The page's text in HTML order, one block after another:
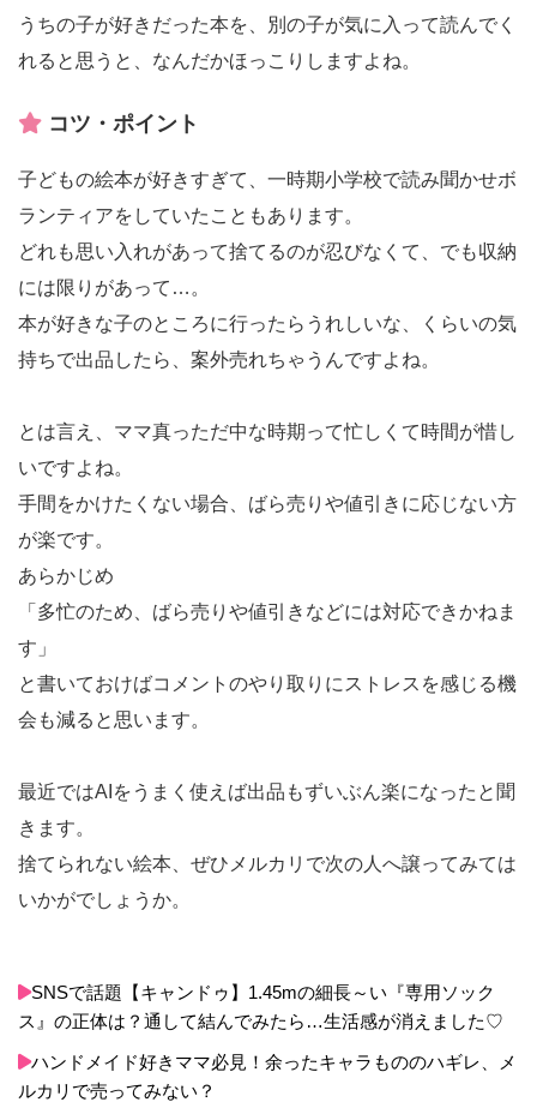
うちの子が好きだった本を、別の子が気に入って読んでく
れると思うと、なんだかほっこりしますよね。
コツ・ポイント
子どもの絵本が好きすぎて、一時期小学校で読み聞かせボ
ランティアをしていたこともあります。
どれも思い入れがあって捨てるのが忍びなくて、でも収納
には限りがあって…。
本が好きな子のところに行ったらうれしいな、くらいの気
持ちで出品したら、案外売れちゃうんですよね。
とは言え、ママ真っただ中な時期って忙しくて時間が惜し
いですよね。
手間をかけたくない場合、ばら売りや値引きに応じない方
が楽です。
あらかじめ
「多忙のため、ばら売りや値引きなどには対応できかねま
す」
と書いておけばコメントのやり取りにストレスを感じる機
会も減ると思います。
最近ではAIをうまく使えば出品もずいぶん楽になったと聞
きます。
捨てられない絵本、ぜひメルカリで次の人へ譲ってみては
いかがでしょうか。
SNSで話題【キャンドゥ】1.45mの細長～い『専用ソック
ス』の正体は？通して結んでみたら…生活感が消えました♡
ハンドメイド好きママ必見！余ったキャラもののハギレ、メ
ルカリで売ってみない？